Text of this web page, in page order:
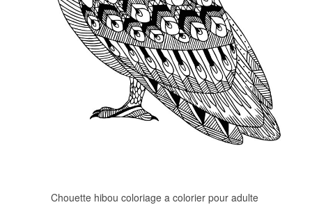
Chouette hibou coloriage a colorier pour adulte